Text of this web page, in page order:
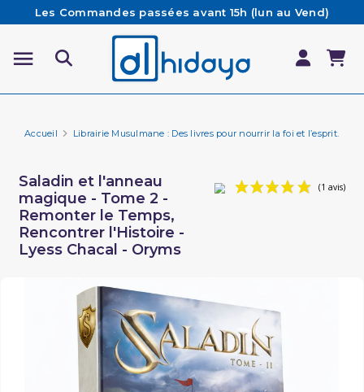
Les Commandes passées avant 15h (lun au Vend)
sont préparées et expédiées le jour même
Besoin d'aide ? Retrouvez notre FAQ
Livraison offerte à partir de 65€ d'achat*
Accueil Librairie Musulmane : Des livres pour nourrir la foi et l’esprit.
Saladin et l'anneau
magique - Tome 2 -
Remonter le Temps,
Rencontrer l'Histoire -
Lyess Chacal - Oryms